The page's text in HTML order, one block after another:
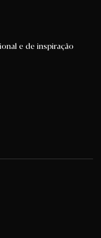
e de inspiração